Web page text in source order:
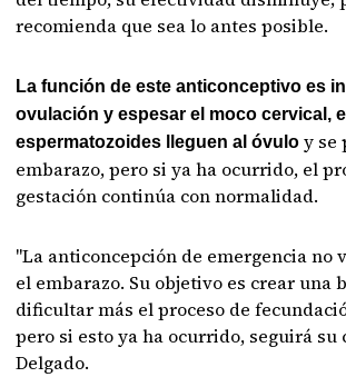
recomienda que sea lo antes posible.
La función de este anticonceptivo es
ovulación y espesar el moco cervical,
espermatozoides lleguen al óvuloy se
embarazo, pero si ya ha ocurrido, el
gestación continúa con normalidad.
"La anticoncepción de emergencia no
el embarazo. Su objetivo es crear una
dificultar más el proceso de
pero si esto ya ha ocurrido, seguirá su
Delgado.